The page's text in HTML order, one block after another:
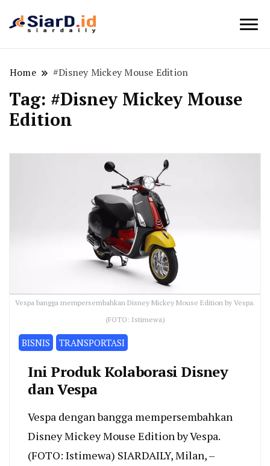
Home #Disney Mickey Mouse Edition
Tag: #Disney Mickey Mouse
Edition
Vespa bangga mempersembahkan Disney Mickey Mouse Edition by Vespa.
(FOTO: Istimewa)
BISNIS TRANSPORTASI
Ini Produk Kolaborasi Disney
dan Vespa
Vespa dengan bangga mempersembahkan
Disney Mickey Mouse Edition by Vespa.
(FOTO: Istimewa) SIARDAILY, Milan, –